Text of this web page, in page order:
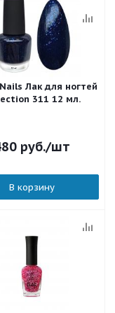
Лак для ногтей
311 12 мл.
руб./шт
В корзину